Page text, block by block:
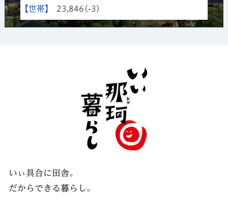
【世帯】 23,846(-3)
いぃ具合に田舎。
だからできる暮らし。